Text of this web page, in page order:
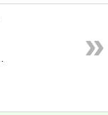
»